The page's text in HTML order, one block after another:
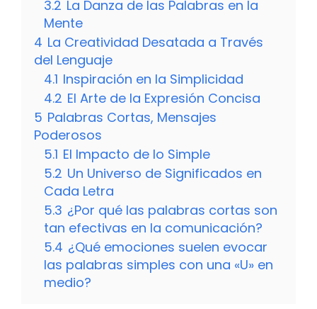
3.2 La Danza de las Palabras en la
Mente
4 La Creatividad Desatada a Través
del Lenguaje
4.1 Inspiración en la Simplicidad
4.2 El Arte de la Expresión Concisa
5 Palabras Cortas, Mensajes
Poderosos
5.1 El Impacto de lo Simple
5.2 Un Universo de Significados en
Cada Letra
5.3 ¿Por qué las palabras cortas son
tan efectivas en la comunicación?
5.4 ¿Qué emociones suelen evocar
las palabras simples con una «U» en
medio?